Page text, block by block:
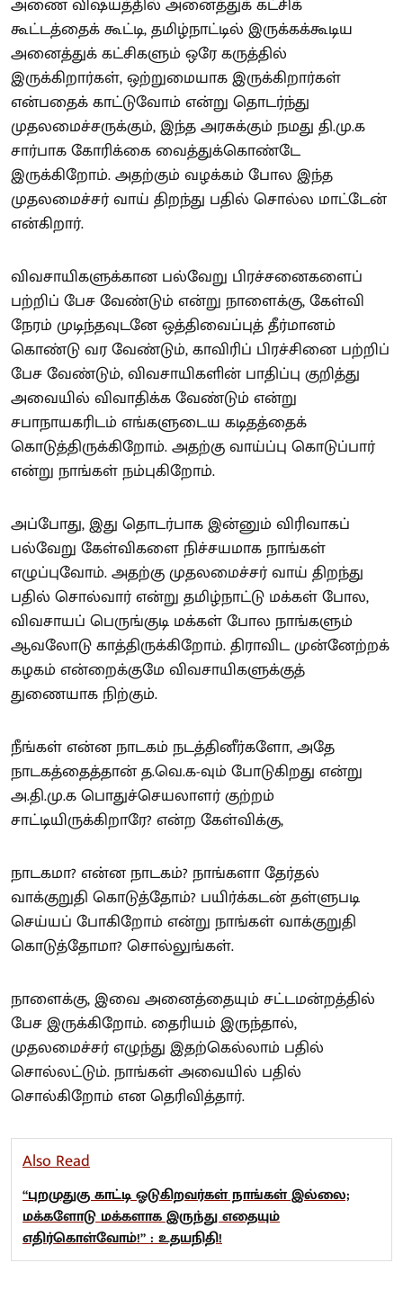
அணை விஷயத்தில் அனைத்துக் கட்சிக்
கூட்டத்தைக் கூட்டி, தமிழ்நாட்டில் இருக்கக்கூடிய
அனைத்துக் கட்சிகளும் ஒரே கருத்தில்
இருக்கிறார்கள், ஒற்றுமையாக இருக்கிறார்கள்
என்பதைக் காட்டுவோம் என்று தொடர்ந்து
முதலமைச்சருக்கும், இந்த அரசுக்கும் நமது தி.மு.க
சார்பாக கோரிக்கை வைத்துக்கொண்டே
இருக்கிறோம். அதற்கும் வழக்கம் போல இந்த
முதலமைச்சர் வாய் திறந்து பதில் சொல்ல மாட்டேன்
என்கிறார்.
விவசாயிகளுக்கான பல்வேறு பிரச்சனைகளைப்
பற்றிப் பேச வேண்டும் என்று நாளைக்கு, கேள்வி
நேரம் முடிந்தவுடனே ஒத்திவைப்புத் தீர்மானம்
கொண்டு வர வேண்டும், காவிரிப் பிரச்சினை பற்றிப்
பேச வேண்டும், விவசாயிகளின் பாதிப்பு குறித்து
அவையில் விவாதிக்க வேண்டும் என்று
சபாநாயகரிடம் எங்களுடைய கடிதத்தைக்
கொடுத்திருக்கிறோம். அதற்கு வாய்ப்பு கொடுப்பார்
என்று நாங்கள் நம்புகிறோம்.
அப்போது, இது தொடர்பாக இன்னும் விரிவாகப்
பல்வேறு கேள்விகளை நிச்சயமாக நாங்கள்
எழுப்புவோம். அதற்கு முதலமைச்சர் வாய் திறந்து
பதில் சொல்வார் என்று தமிழ்நாட்டு மக்கள் போல,
விவசாயப் பெருங்குடி மக்கள் போல நாங்களும்
ஆவலோடு காத்திருக்கிறோம். திராவிட முன்னேற்றக்
கழகம் என்றைக்குமே விவசாயிகளுக்குத்
துணையாக நிற்கும்.
நீங்கள் என்ன நாடகம் நடத்தினீர்களோ, அதே
நாடகத்தைத்தான் த.வெ.க-வும் போடுகிறது என்று
அ.தி.மு.க பொதுச்செயலாளர் குற்றம்
சாட்டியிருக்கிறாரே? என்ற கேள்விக்கு,
நாடகமா? என்ன நாடகம்? நாங்களா தேர்தல்
வாக்குறுதி கொடுத்தோம்? பயிர்க்கடன் தள்ளுபடி
செய்யப் போகிறோம் என்று நாங்கள் வாக்குறுதி
கொடுத்தோமா? சொல்லுங்கள்.
நாளைக்கு, இவை அனைத்தையும் சட்டமன்றத்தில்
பேச இருக்கிறோம். தைரியம் இருந்தால்,
முதலமைச்சர் எழுந்து இதற்கெல்லாம் பதில்
சொல்லட்டும். நாங்கள் அவையில் பதில்
சொல்கிறோம் என தெரிவித்தார்.
Also Read
“புறமுதுகு காட்டி ஓடுகிறவர்கள் நாங்கள் இல்லை;
மக்களோடு மக்களாக இருந்து எதையும்
எதிர்கொள்வோம்!” : உதயநிதி!